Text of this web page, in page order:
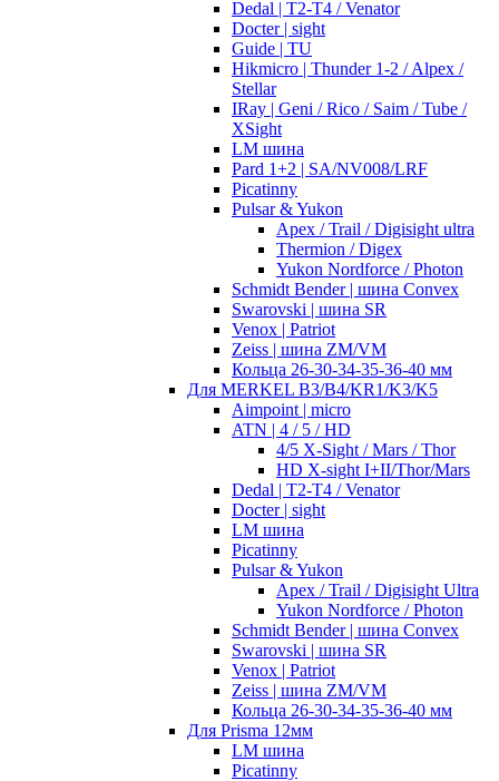
Dedal | T2-T4 / Venator
Docter | sight
Guide | TU
Hikmicro | Thunder 1-2 / Alpex /
Stellar
IRay | Geni / Rico / Saim / Tube /
XSight
LM шина
Pard 1+2 | SA/NV008/LRF
Picatinny
Pulsar & Yukon
Apex / Trail / Digisight ultra
Thermion / Digex
Yukon Nordforce / Photon
Schmidt Bender | шина Convex
Swarovski | шина SR
Venox | Patriot
Zeiss | шина ZM/VM
Кольца 26-30-34-35-36-40 мм
Для MERKEL B3/B4/KR1/K3/K5
Aimpoint | micro
ATN | 4 / 5 / HD
4/5 X-Sight / Mars / Thor
HD X-sight I+II/Thor/Mars
Dedal | T2-T4 / Venator
Docter | sight
LM шина
Picatinny
Pulsar & Yukon
Apex / Trail / Digisight Ultra
Yukon Nordforce / Photon
Schmidt Bender | шина Convex
Swarovski | шина SR
Venox | Patriot
Zeiss | шина ZM/VM
Кольца 26-30-34-35-36-40 мм
Для Prisma 12мм
LM шина
Picatinny